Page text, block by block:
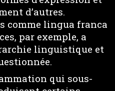
d’autres.
comme lingua franca
par exemple, a
linguistique et
qui sous-